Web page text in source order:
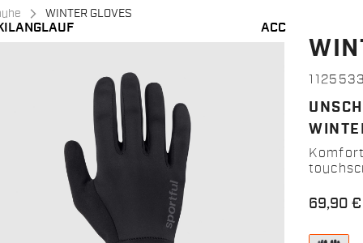
ACC
WINTER GLOVES
69,90 €